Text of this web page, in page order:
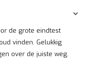
de grote eindtest
vinden. Gelukkig
over de juiste weg.